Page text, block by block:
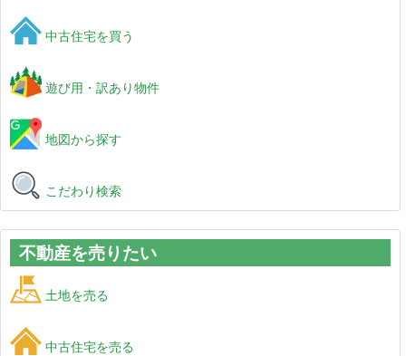
中古住宅を買う
遊び用・訳あり物件
地図から探す
こだわり検索
不動産を売りたい
土地を売る
中古住宅を売る